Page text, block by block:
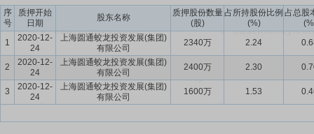
序
号
质押开始
日期
股东名称
质押股份数量
(股)
占所持股份比例
(%)
占总股
1
2020-12-
24
上海圆通蛟龙投资发展(集团)
有限公司
2340万 2.24
2
2020-12-
24
上海圆通蛟龙投资发展(集团)
有限公司
2400万 2.30
3
2020-12-
24
上海圆通蛟龙投资发展(集团)
有限公司
1600万 1.53